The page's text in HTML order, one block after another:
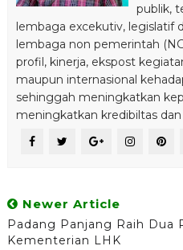
publik,
lembaga excekutiv, legislatif
lembaga non pemerintah
profil, kinerja, ekspost
maupun internasional
sehinggah meningkatkan
meningkatkan kredibiltas
Newer Article
Padang Panjang Raih Dua
Kementerian LHK